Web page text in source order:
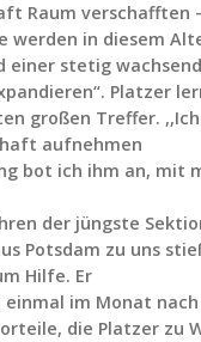
Raum verschafften
werden in diesem
einer stetig
Platzer
großen Treffer.
aufnehmen
bot ich ihm an, mit
der jüngste
Potsdam zu uns
Hilfe. Er
im Monat
die Platzer zu